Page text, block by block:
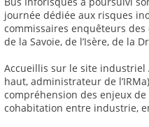
journée dédiée aux risques
commissaires enquêteurs des
de la Savoie, de l’Isère, de la
Accueillis sur le site industriel
haut, administrateur de
compréhension des enjeux
cohabitation entre industrie,